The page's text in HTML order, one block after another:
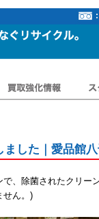
ました｜愛品館
、除菌されたクリー
せん。)